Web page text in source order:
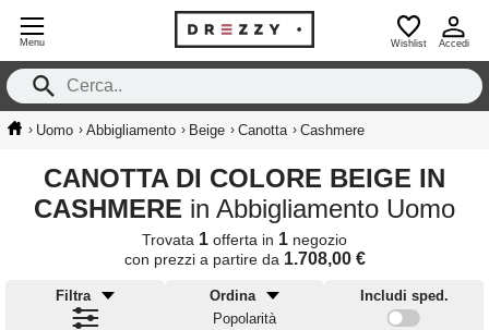
Menu Wishlist Accedi
› Uomo › Abbigliamento › Beige › Canotta › Cashmere
CANOTTA DI COLORE BEIGE IN
CASHMERE in Abbigliamento Uomo
Trovata 1 offerta in 1 negozio
con prezzi a partire da 1.708,00 €
Filtra
Ordina
Popolarità
Includi sped.